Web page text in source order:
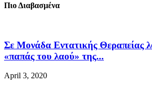
Πιο Διαβασμένα
Σε Μονάδα Εντατικής Θεραπείας
«παπάς του λαού» της...
April 3, 2020